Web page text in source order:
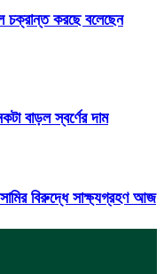
চক্রান্ত করছে বলেছেন
বাড়ল স্বর্ণের দাম
বিরুদ্ধে সাক্ষ্যগ্রহণ আজ